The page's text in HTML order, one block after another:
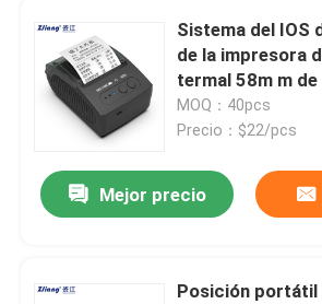
Sistema del IOS
de la impresora
termal 58m m
BT
MOQ：40pcs
Precio：$22/pcs
Mejor precio
Posición portátil